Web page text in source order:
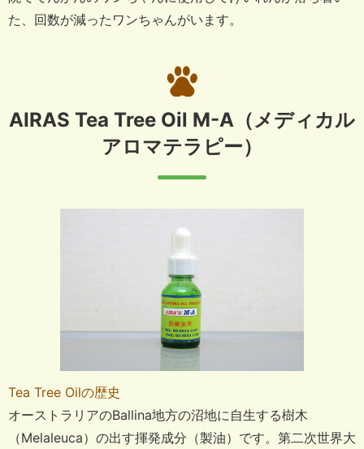
た、回数が減ったワンちゃんがいます。
AIRAS Tea Tree Oil M-A （メディカル
アロマテラピー）
Tea Tree Oilの歴史
オーストラリアのBallina地方の沼地に自生する樹木
（Melaleuca）の出す揮発成分（製油）です。 第二次世界大